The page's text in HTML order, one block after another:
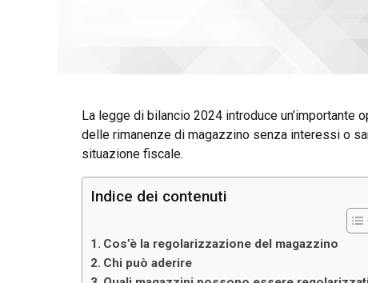
La legge di bilancio 2024 introduce un’importante
delle rimanenze di magazzino senza interessi o
situazione fiscale.
Indice dei contenuti
Cos’è la regolarizzazione del magazzino
Chi può aderire